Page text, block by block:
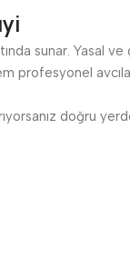
sunar.
doğru